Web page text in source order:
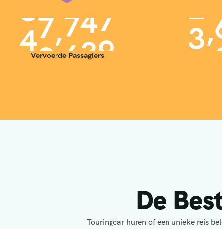
40,000
Vervoerde Passagiers
3,
De
Touringcar huren of een unieke reis